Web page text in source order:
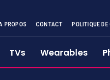
PROPOS CONTACT POLITIQUE
TVs Wearables